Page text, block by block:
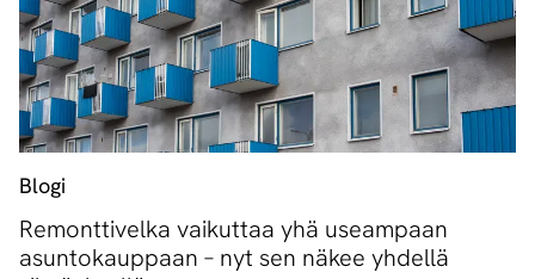
Blogi
Remonttivelka vaikuttaa yhä useampaan
asuntokauppaan – nyt sen näkee yhdellä